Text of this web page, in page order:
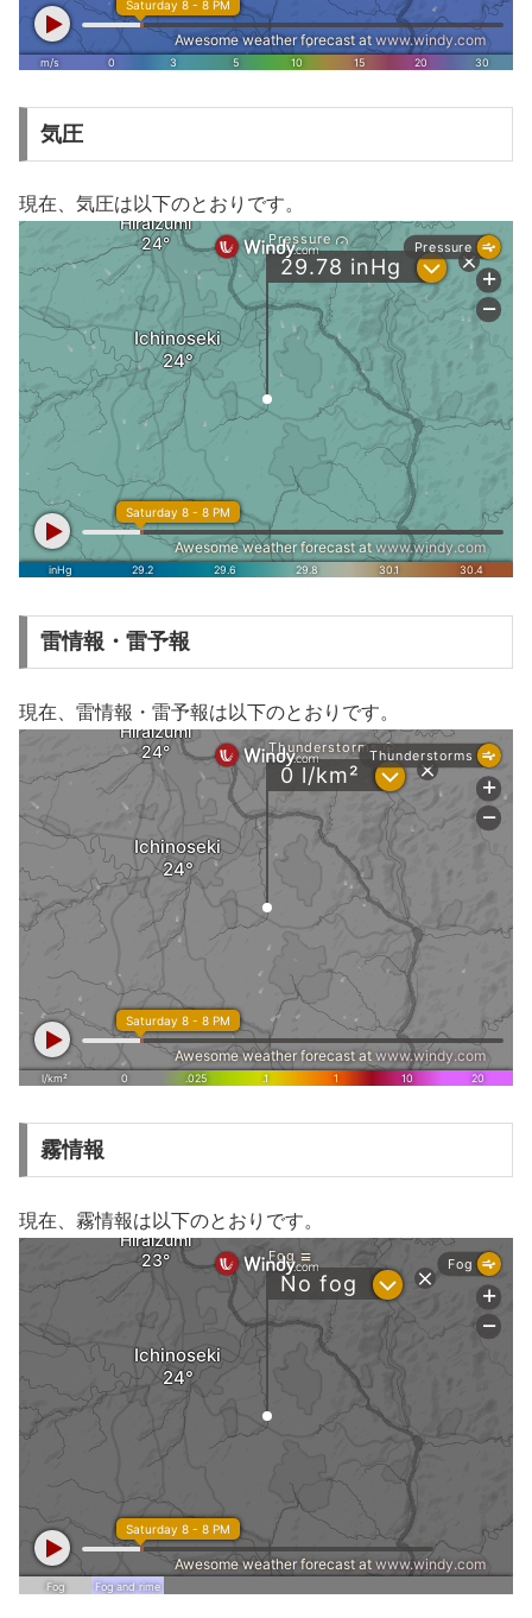
気圧
現在、気圧は以下のとおりです。
雷情報・雷予報
現在、雷情報・雷予報は以下のとおりです。
霧情報
現在、霧情報は以下のとおりです。